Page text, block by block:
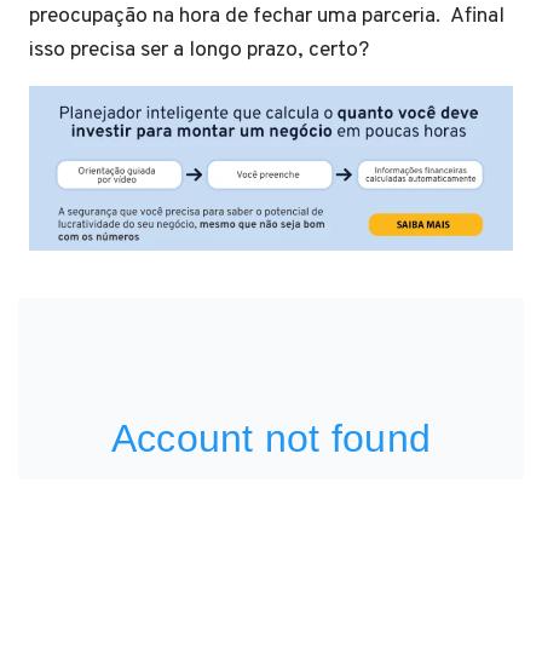
preocupação na hora de fechar uma parceria. Afinal
isso precisa ser a longo prazo, certo?